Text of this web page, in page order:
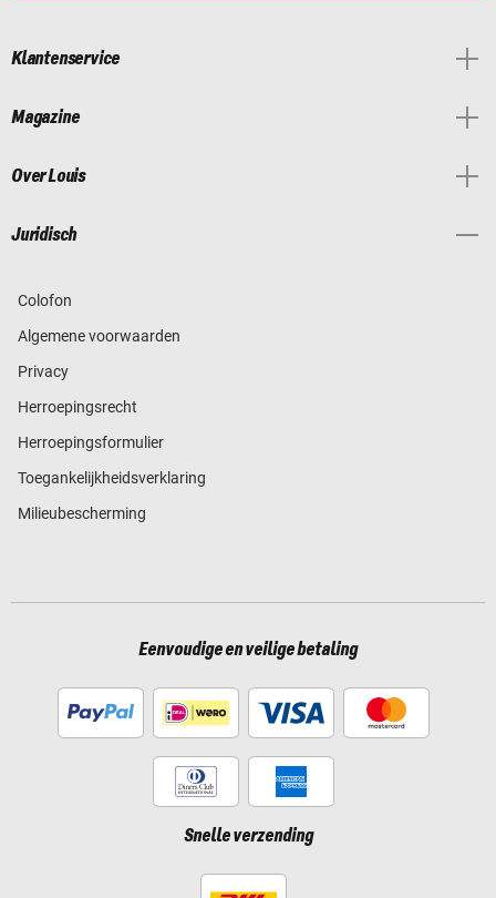
Klantenservice
Magazine
Over Louis
Juridisch
Colofon
Algemene voorwaarden
Privacy
Herroepingsrecht
Herroepingsformulier
Toegankelijkheidsverklaring
Milieubescherming
Eenvoudige en veilige betaling
Snelle verzending